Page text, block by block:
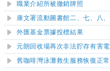
職業介紹所被撤銷牌照
康文署流動圖書館二、七、八、
外匯基金票據投標結果
元朗回收場再次非法貯存有害
舊咖啡灣泳灘救生服務恢復正常